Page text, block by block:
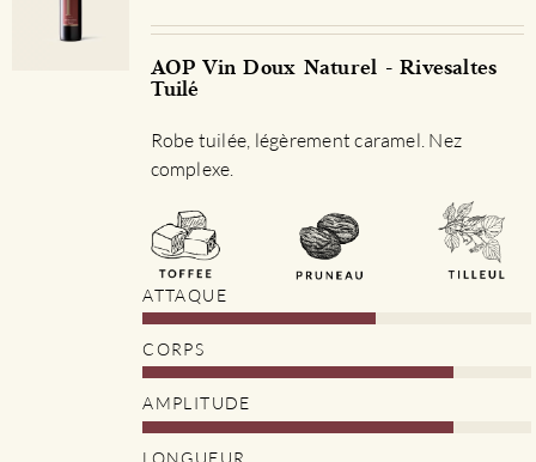
AOP Vin Doux Naturel - Rivesaltes
Tuilé
Robe tuilée, légèrement caramel. Nez
complexe.
ATTAQUE
CORPS
AMPLITUDE
LONGUEUR